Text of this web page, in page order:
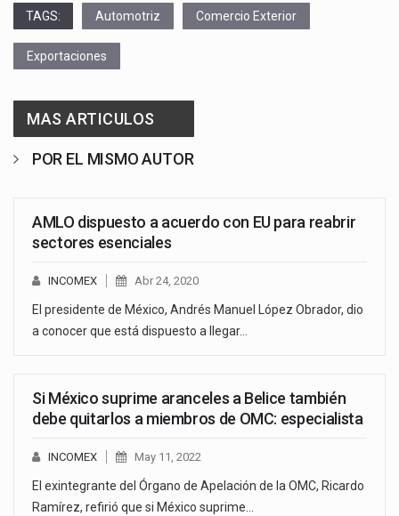
TAGS: Automotriz Comercio Exterior
Exportaciones
MAS ARTICULOS
POR EL MISMO AUTOR
AMLO dispuesto a acuerdo con EU para reabrir
sectores esenciales
INCOMEX Abr 24, 2020
El presidente de México, Andrés Manuel López Obrador, dio
a conocer que está dispuesto a llegar…
Si México suprime aranceles a Belice también
debe quitarlos a miembros de OMC: especialista
INCOMEX May 11, 2022
El exintegrante del Órgano de Apelación de la OMC, Ricardo
Ramírez, refirió que si México suprime…